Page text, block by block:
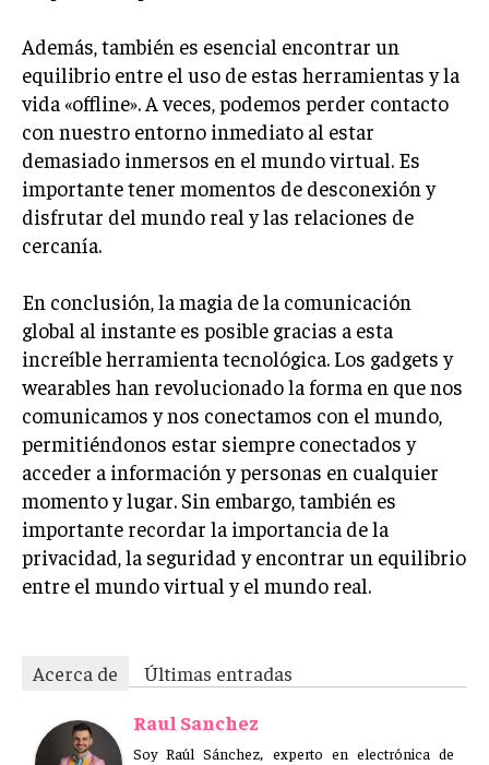
Además, también es esencial encontrar un
equilibrio entre el uso de estas herramientas y la
vida «offline». A veces, podemos perder contacto
con nuestro entorno inmediato al estar
demasiado inmersos en el mundo virtual. Es
importante tener momentos de desconexión y
disfrutar del mundo real y las relaciones de
cercanía.
En conclusión, la magia de la comunicación
global al instante es posible gracias a esta
increíble herramienta tecnológica. Los gadgets y
wearables han revolucionado la forma en que nos
comunicamos y nos conectamos con el mundo,
permitiéndonos estar siempre conectados y
acceder a información y personas en cualquier
momento y lugar. Sin embargo, también es
importante recordar la importancia de la
privacidad, la seguridad y encontrar un equilibrio
entre el mundo virtual y el mundo real.
Acerca de
Últimas entradas
Raul Sanchez
Soy Raúl Sánchez, experto en electrónica de